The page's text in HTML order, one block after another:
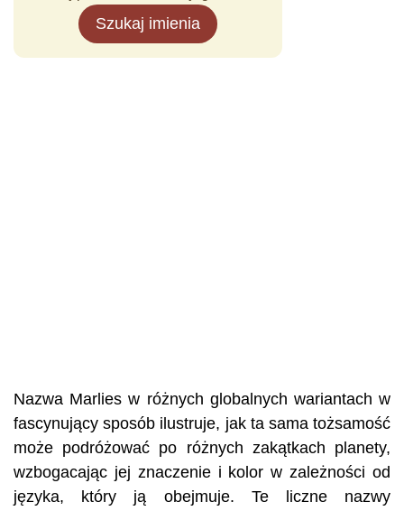
Szukaj imienia
Nazwa Marlies w różnych globalnych wariantach w
fascynujący sposób ilustruje, jak ta sama tożsamość
może podróżować po różnych zakątkach planety,
wzbogacając jej znaczenie i kolor w zależności od
języka, który ją obejmuje. Te liczne nazwy